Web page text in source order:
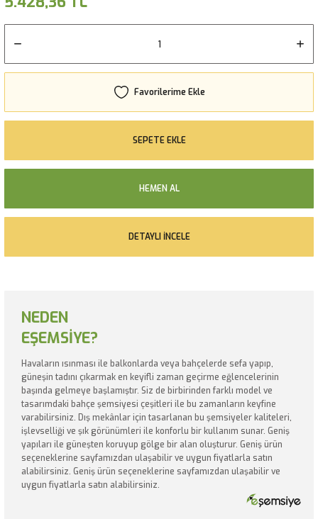
SEPETE EKLE
HEMEN AL
DETAYLI İNCELE
NEDEN
EŞEMSİYE?
Havaların ısınması ile balkonlarda veya bahçelerde sefa yapıp,
güneşin tadını çıkarmak en keyifli zaman geçirme eğlencelerinin
başında gelmeye başlamıştır. Siz de birbirinden farklı model ve
tasarımdaki bahçe şemsiyesi çeşitleri ile bu zamanların keyfine
varabilirsiniz. Dış mekânlar için tasarlanan bu şemsiyeler kaliteleri,
işlevselliği ve şık görünümleri ile konforlu bir kullanım sunar. Geniş
yapıları ile güneşten koruyup gölge bir alan oluşturur. Geniş ürün
seçeneklerine sayfamızdan ulaşabilir ve uygun fiyatlarla satın
alabilirsiniz. Geniş ürün seçeneklerine sayfamızdan ulaşabilir ve
uygun fiyatlarla satın alabilirsiniz.